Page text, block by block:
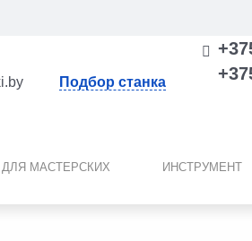
Подбор станка
МАСТЕРСКИХ ИНСТРУМЕНТ